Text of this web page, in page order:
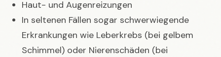
Haut- und Augenreizungen
In seltenen Fällen sogar schwerwiegende
Erkrankungen wie Leberkrebs (bei gelbem
Schimmel) oder Nierenschäden (bei